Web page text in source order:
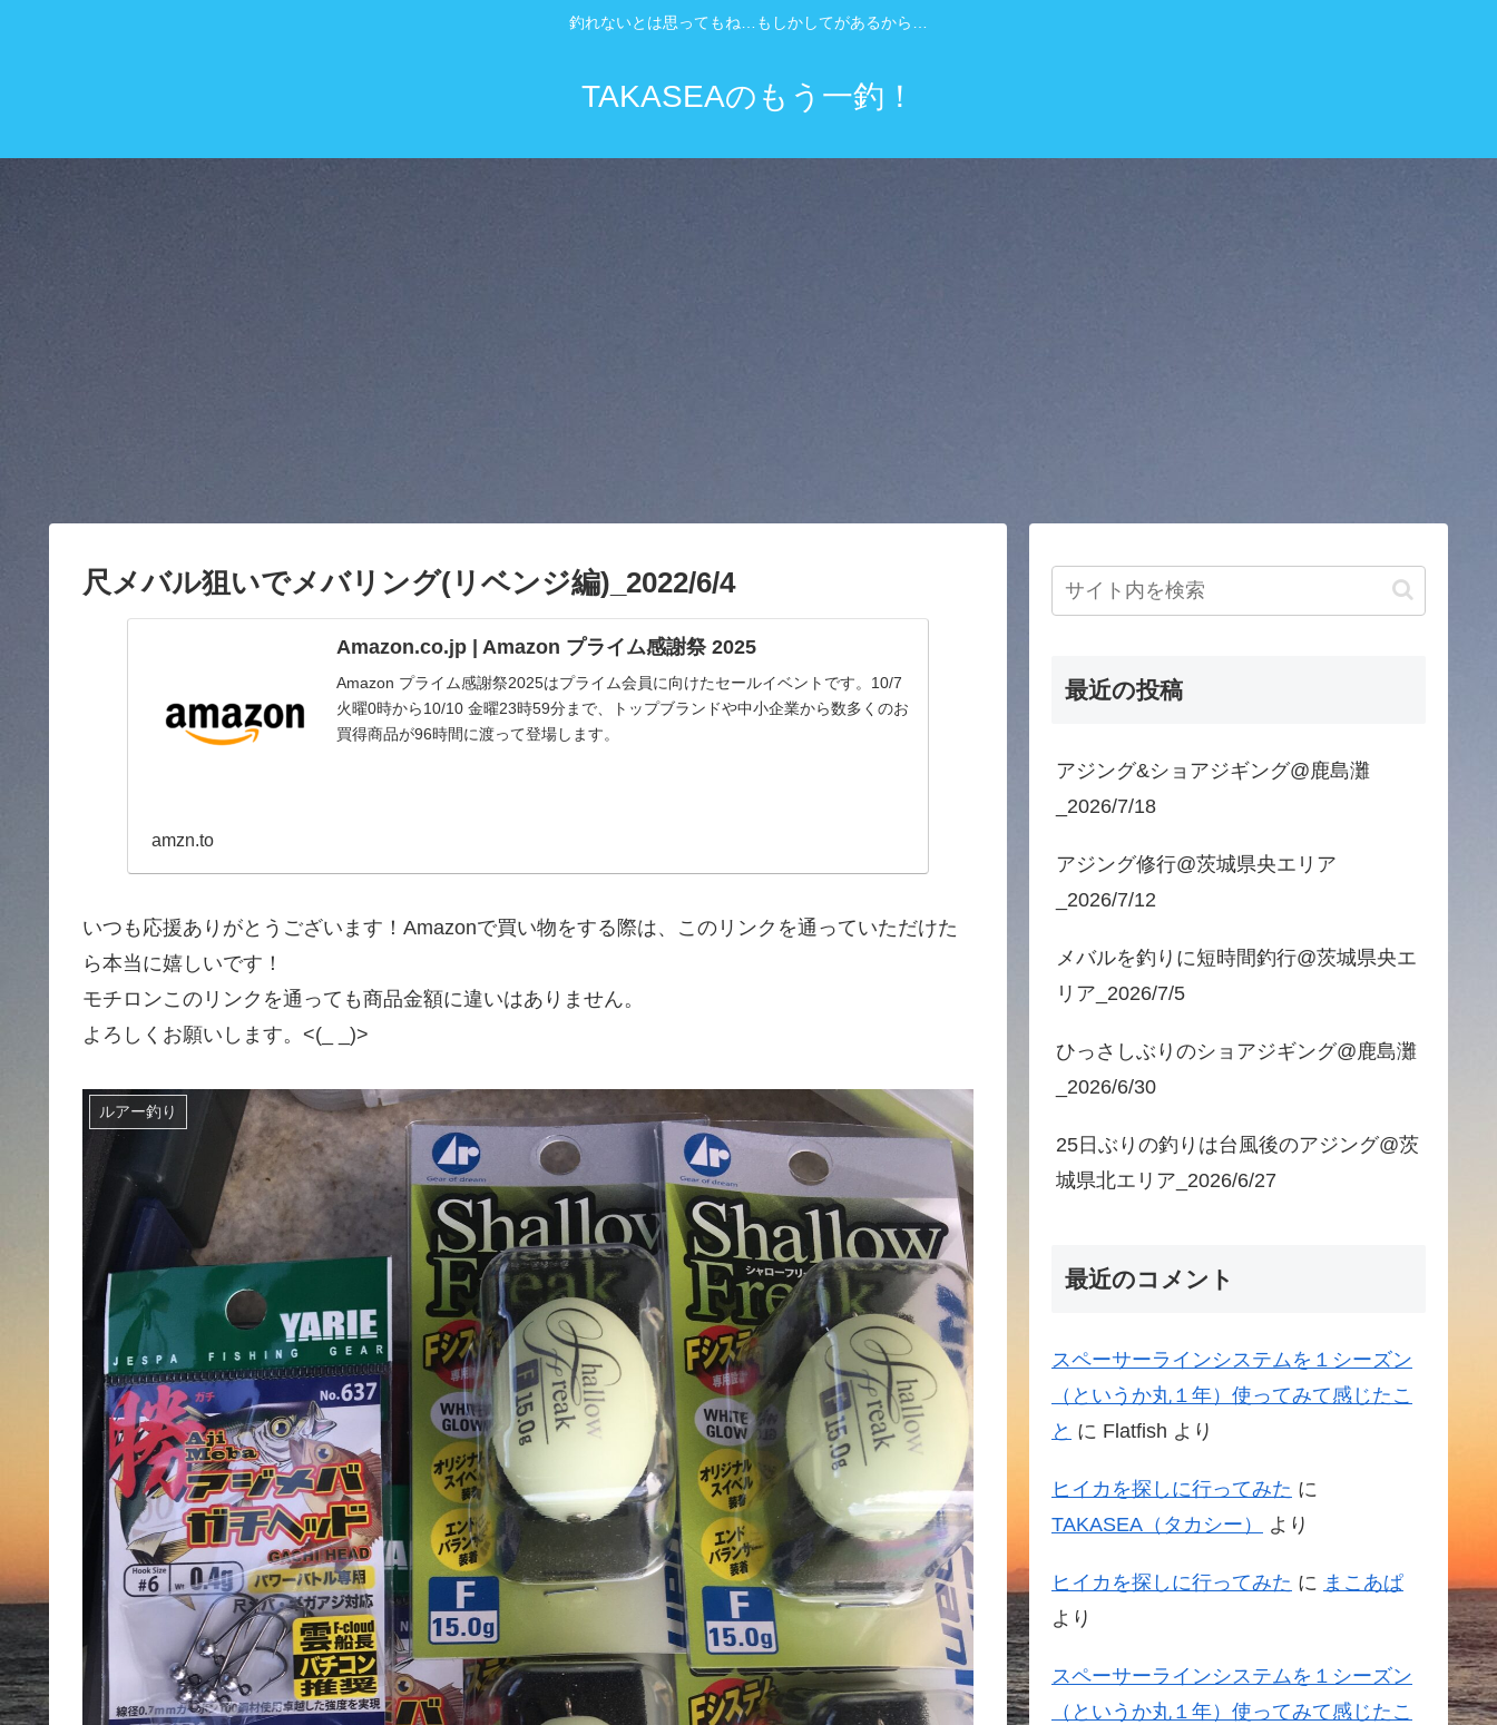
釣れないとは思ってもね…もしかしてがあるから…
TAKASEAのもう一釣！
尺メバル狙いでメバリング(リベンジ編)_2022/6/4
Amazon.co.jp | Amazon プライム感謝祭 2025
Amazon プライム感謝祭2025はプライム会員に向けたセールイベントです。10/7
火曜0時から10/10 金曜23時59分まで、トップブランドや中小企業から数多くのお
買得商品が96時間に渡って登場します。
amzn.to
いつも応援ありがとうございます！Amazonで買い物をする際は、このリンクを通っていただけた
ら本当に嬉しいです！
モチロンこのリンクを通っても商品金額に違いはありません。
よろしくお願いします。<(_ _)>
ルアー釣り
最近の投稿
アジング&ショアジギング@鹿島灘
_2026/7/18
アジング修行@茨城県央エリア
_2026/7/12
メバルを釣りに短時間釣行@茨城県央エ
リア_2026/7/5
ひっさしぶりのショアジギング@鹿島灘
_2026/6/30
25日ぶりの釣りは台風後のアジング@茨
城県北エリア_2026/6/27
最近のコメント
スペーサーラインシステムを１シーズン
（というか丸１年）使ってみて感じたこ
と に Flatfish より
ヒイカを探しに行ってみた に
TAKASEA（タカシー）
より
ヒイカを探しに行ってみた に まこあぱ
より
スペーサーラインシステムを１シーズン
（というか丸１年）使ってみて感じたこ